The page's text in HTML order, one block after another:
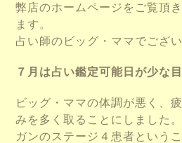
弊店のホームページをご覧頂
ます。
占い師のビッグ・ママでござい
７月は占い鑑定可能日が少な
ビッグ・ママの体調が悪く、
みを多く取ることにしました。
ガンのステージ４患者という